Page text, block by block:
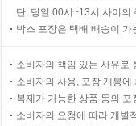
단, 당일 00시~13시 사이의
박스 포장은 택배 배송이
소비자의 책임 있는 사유로
소비자의 사용, 포장 개봉
복제가 가능한 상품 등의
소비자의 요청에 따라 개별